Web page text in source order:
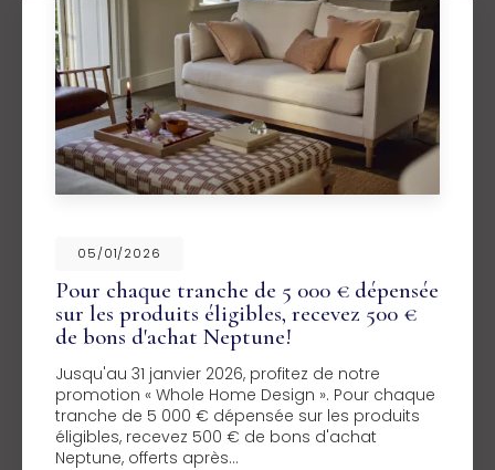
05/01/2026
Pour chaque tranche de 5 000 € dépensée
sur les produits éligibles, recevez 500 €
de bons d'achat Neptune!
Jusqu'au 31 janvier 2026, profitez de notre
promotion « Whole Home Design ». Pour chaque
tranche de 5 000 € dépensée sur les produits
éligibles, recevez 500 € de bons d'achat
Neptune, offerts après…